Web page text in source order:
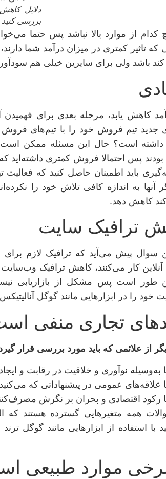
دلایل
بررسی کنید
کدام از موارد بالا نباشد پس حتما
که تاثیر کمتری در میزان درآمد شما
باشد ولی برای سایرین خیلی هم
کاهش یابد، مرحله بعدی برای
جدید تیم فروش خود را با تیم‌های
است؟ حال این مسئله ممکن است
پس احتمالا فروش کمتری داشته‌اید
باید اطمینان حاصل کنید که
آنها به اندازه کافی تلاش خود را
کاهش دهد.
ترافیک سایت
سوال پیش می‌آید که ترافیک لازم
کار می‌کنند، کاهش ترافیک
طور است پس مشکل از بازاریابی
خود را در ابزارهایی مانند گوگل
تجاری منفی
از علائمی که باید مورد بررسی قرار
به‌وسیله نوآوری و خلاقیت در رقابت و
علاقه‌های عمومی در پیشنهاداتی که
رکود اقتصادی و بحران بر نگرش
همه متغیرهایی گسترده هستند که
با استفاده از ابزارهایی مانند
موارد طبیعی